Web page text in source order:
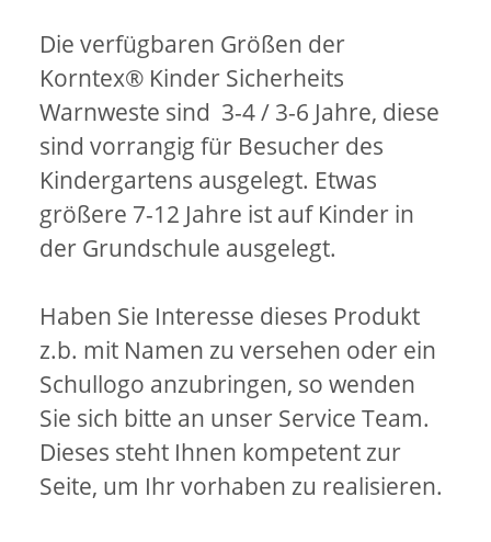
Die verfügbaren Größen der
Korntex® Kinder Sicherheits
Warnweste sind 3-4 / 3-6 Jahre, diese
sind vorrangig für Besucher des
Kindergartens ausgelegt. Etwas
größere 7-12 Jahre ist auf Kinder in
der Grundschule ausgelegt.
Haben Sie Interesse dieses Produkt
z.b. mit Namen zu versehen oder ein
Schullogo anzubringen, so wenden
Sie sich bitte an unser Service Team.
Dieses steht Ihnen kompetent zur
Seite, um Ihr vorhaben zu realisieren.